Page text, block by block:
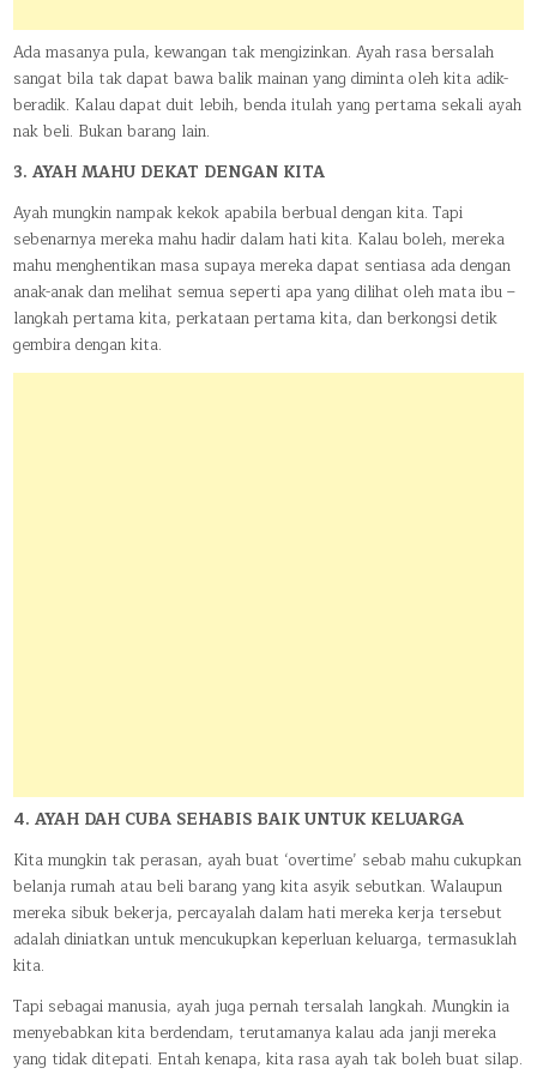
Ada masanya pula, kewangan tak mengizinkan. Ayah rasa bersalah
sangat bila tak dapat bawa balik mainan yang diminta oleh kita adik-
beradik. Kalau dapat duit lebih, benda itulah yang pertama sekali ayah
nak beli. Bukan barang lain.
3. AYAH MAHU DEKAT DENGAN KITA
Ayah mungkin nampak kekok apabila berbual dengan kita. Tapi
sebenarnya mereka mahu hadir dalam hati kita. Kalau boleh, mereka
mahu menghentikan masa supaya mereka dapat sentiasa ada dengan
anak-anak dan melihat semua seperti apa yang dilihat oleh mata ibu –
langkah pertama kita, perkataan pertama kita, dan berkongsi detik
gembira dengan kita.
4. AYAH DAH CUBA SEHABIS BAIK UNTUK KELUARGA
Kita mungkin tak perasan, ayah buat ‘overtime’ sebab mahu cukupkan
belanja rumah atau beli barang yang kita asyik sebutkan. Walaupun
mereka sibuk bekerja, percayalah dalam hati mereka kerja tersebut
adalah diniatkan untuk mencukupkan keperluan keluarga, termasuklah
kita.
Tapi sebagai manusia, ayah juga pernah tersalah langkah. Mungkin ia
menyebabkan kita berdendam, terutamanya kalau ada janji mereka
yang tidak ditepati. Entah kenapa, kita rasa ayah tak boleh buat silap.